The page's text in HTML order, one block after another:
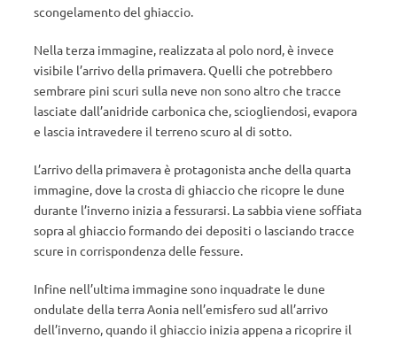
scongelamento del ghiaccio.
Nella terza immagine, realizzata al polo nord, è invece
visibile l’arrivo della primavera. Quelli che potrebbero
sembrare pini scuri sulla neve non sono altro che tracce
lasciate dall’anidride carbonica che, sciogliendosi, evapora
e lascia intravedere il terreno scuro al di sotto.
L’arrivo della primavera è protagonista anche della quarta
immagine, dove la crosta di ghiaccio che ricopre le dune
durante l’inverno inizia a fessurarsi. La sabbia viene soffiata
sopra al ghiaccio formando dei depositi o lasciando tracce
scure in corrispondenza delle fessure.
Infine nell’ultima immagine sono inquadrate le dune
ondulate della terra Aonia nell’emisfero sud all’arrivo
dell’inverno, quando il ghiaccio inizia appena a ricoprire il